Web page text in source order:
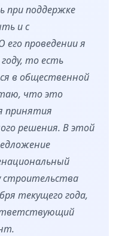
при поддержке
и с
его проведении я
то есть
в общественной
что это
принятия
решения. В этой
строительства
текущего года,